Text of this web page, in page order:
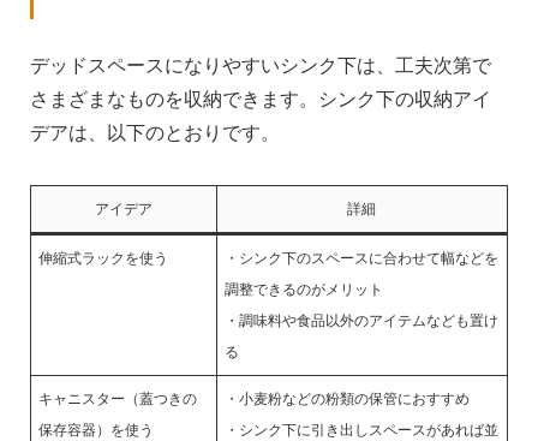
デッドスペースになりやすいシンク下は、工夫次第で
さまざまなものを収納できます。シンク下の収納アイ
デアは、以下のとおりです。
アイデア 詳細
伸縮式ラックを使う
・シンク下のスペースに合わせて幅などを
調整できるのがメリット
・調味料や食品以外のアイテムなども置け
る
キャニスター（蓋つきの
保存容器）を使う
・小麦粉などの粉類の保管におすすめ
・シンク下に引き出しスペースがあれば並